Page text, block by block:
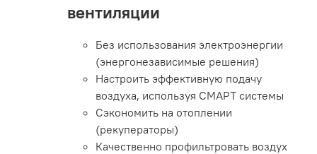
вентиляции
Без использования электроэнергии
(энергонезависимые решения)
Настроить эффективную подачу
воздуха, используя СМАРТ системы
Сэкономить на отоплении
(рекуператоры)
Качественно профильтровать воздух